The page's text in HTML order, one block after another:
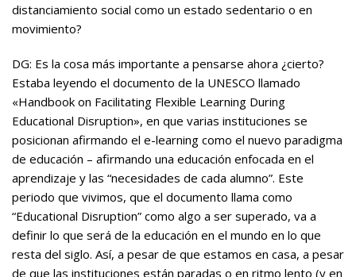
distanciamiento social como un estado sedentario o en
movimiento?
DG: Es la cosa más importante a pensarse ahora ¿cierto?
Estaba leyendo el documento de la UNESCO llamado
«Handbook on Facilitating Flexible Learning During
Educational Disruption», en que varias instituciones se
posicionan afirmando el e-learning como el nuevo paradigma
de educación – afirmando una educación enfocada en el
aprendizaje y las “necesidades de cada alumno”. Este
periodo que vivimos, que el documento llama como
“Educational Disruption” como algo a ser superado, va a
definir lo que será de la educación en el mundo en lo que
resta del siglo. Así, a pesar de que estamos en casa, a pesar
de que las instituciones están paradas o en ritmo lento (y en